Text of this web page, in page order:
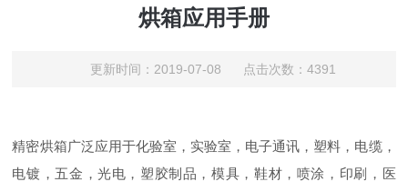
烘箱应用手册
更新时间：2019-07-08 点击次数：4391
精密烘箱广泛应用于化验室，实验室，电子通讯，塑料，电缆，
电镀，五金，光电，塑胶制品，模具，鞋材，喷涂，印刷，医